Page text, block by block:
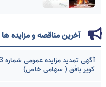
آخرین مناقصه و مزایده ها
کویر بافق ( سهامی خاص)